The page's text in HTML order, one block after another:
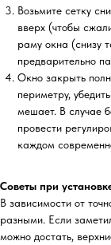
Возьмите сетку
вверх (чтобы
раму окна (снизу
предварительно
Окно закрыть
периметру,
мешает. В случае
провести
каждом
Советы при
В зависимости от
разными. Если
можно достать,